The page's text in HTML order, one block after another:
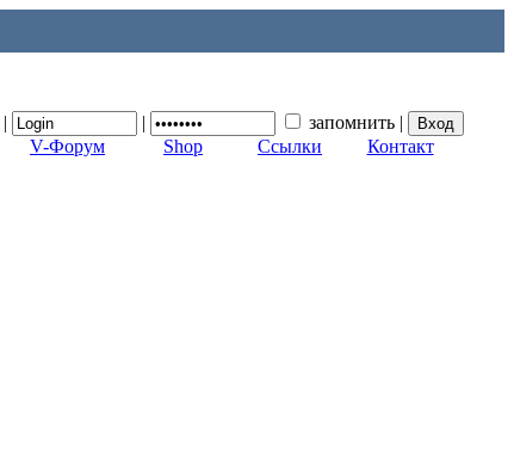
| | запомнить |
V-Форум Shop Ссылки Контакт